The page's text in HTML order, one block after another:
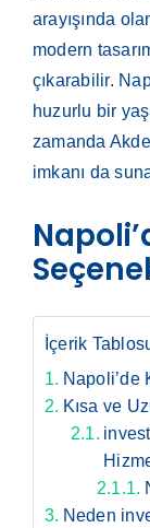
arayışında
modern
çıkarabilir.
huzurlu bir
zamanda
imkanı da
İçerik
Napoli’de
Kısa ve
Neden